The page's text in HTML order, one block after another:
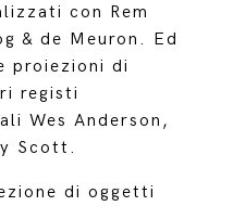
con Rem
& de Meuron. Ed
proiezioni di
registi
Wes Anderson,
Scott.
di oggetti